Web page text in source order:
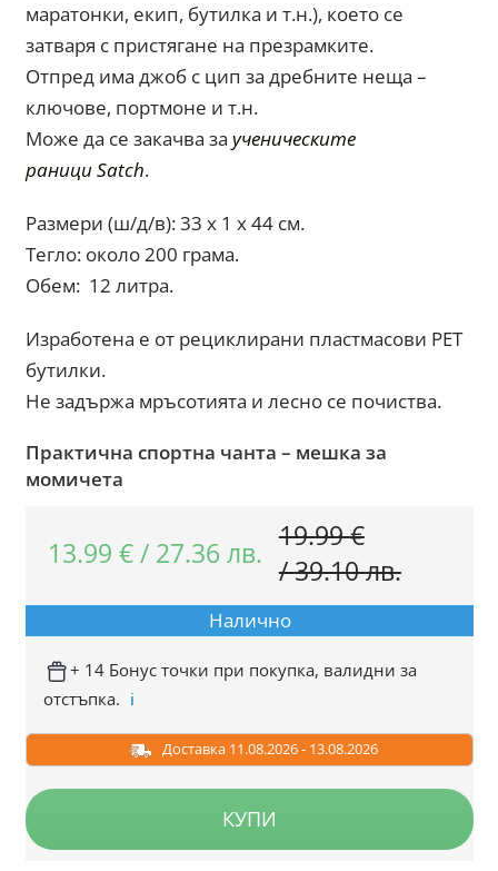
маратонки, екип, бутилка и т.н.), което се
затваря с пристягане на презрамките.
Отпред има джоб с цип за дребните неща –
ключове, портмоне и т.н.
Може да се закачва заученическите
раници Satch.
Размери (ш/д/в): 33 x 1 x 44 см.
Тегло: около 200 грама.
Обем: 12 литра.
Изработена е от рециклирани пластмасови PET
бутилки.
Не задържа мръсотията и лесно се почиства.
Практична спортна чанта – мешка за
момичета
19.99€
/39.10лв.Original
price
was:
19.99 €
лв..
13.99€ / 27.36лв.
цена
е:
13.99 €
лв..
Налично
+ 14 Бонус точки при покупка, валидни за
отстъпка. ℹ️
Доставка 11.08.2026 - 13.08.2026
КУПИ